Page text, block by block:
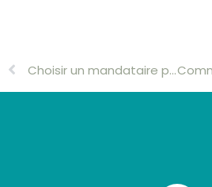
Choisir un mandataire pour votre facture impayée